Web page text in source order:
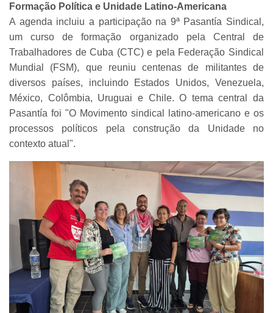
Formação Política e Unidade Latino-Americana
A agenda incluiu a participação na 9ª Pasantía Sindical,
um curso de formação organizado pela Central de
Trabalhadores de Cuba (CTC) e pela Federação Sindical
Mundial (FSM), que reuniu centenas de militantes de
diversos países, incluindo Estados Unidos, Venezuela,
México, Colômbia, Uruguai e Chile. O tema central da
Pasantía foi "O Movimento sindical latino-americano e os
processos políticos pela construção da Unidade no
contexto atual".